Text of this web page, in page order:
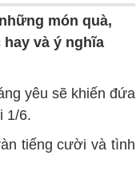
món quà,
và ý nghĩa
yêu sẽ khiến đứa
1/6.
tiếng cười và tình